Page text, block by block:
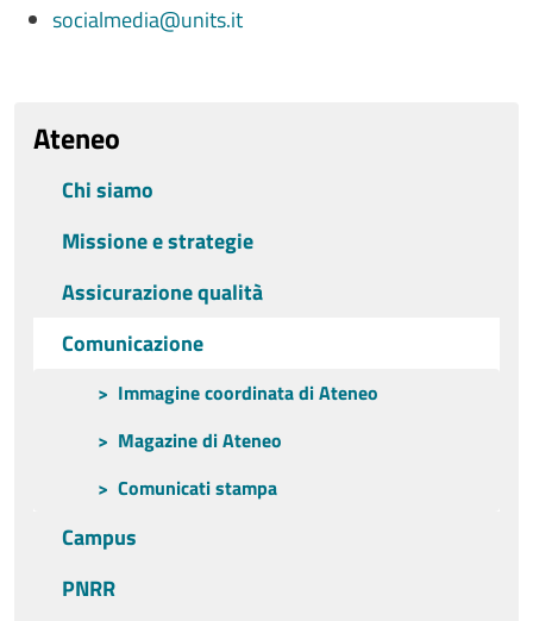
socialmedia@units.it
Ateneo
Chi siamo
Missione e strategie
Assicurazione qualità
Comunicazione
Immagine coordinata di Ateneo
Magazine di Ateneo
Comunicati stampa
Campus
PNRR